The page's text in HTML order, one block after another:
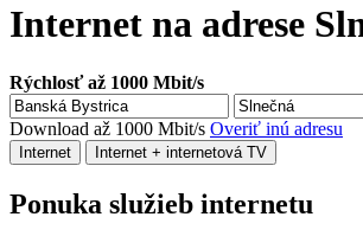
Internet na adrese
Rýchlosť až 1000 Mbit/s
Download až 1000 Mbit/s Overiť inú adresu
Internet Internet + internetová TV
Ponuka služieb internetu